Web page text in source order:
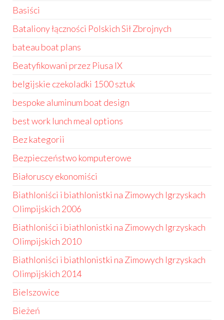
Basiści
Bataliony łączności Polskich Sił Zbrojnych
bateau boat plans
Beatyfikowani przez Piusa IX
belgijskie czekoladki 1500 sztuk
bespoke aluminum boat design
best work lunch meal options
Bez kategorii
Bezpieczeństwo komputerowe
Białoruscy ekonomiści
Biathloniści i biathlonistki na Zimowych Igrzyskach
Olimpijskich 2006
Biathloniści i biathlonistki na Zimowych Igrzyskach
Olimpijskich 2010
Biathloniści i biathlonistki na Zimowych Igrzyskach
Olimpijskich 2014
Bielszowice
Bieżeń